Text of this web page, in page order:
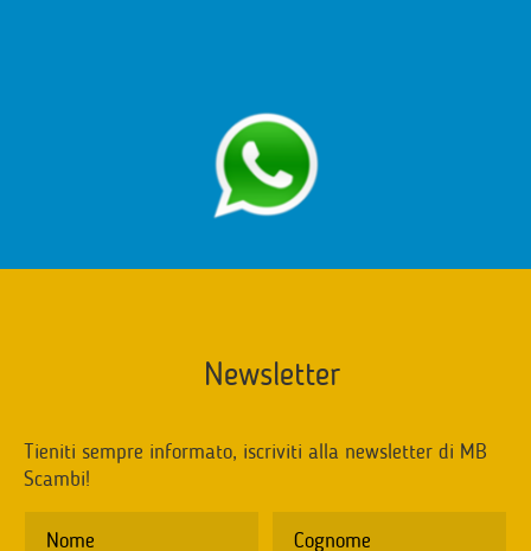
Newsletter
Tieniti sempre informato, iscriviti alla newsletter di MB
Scambi!